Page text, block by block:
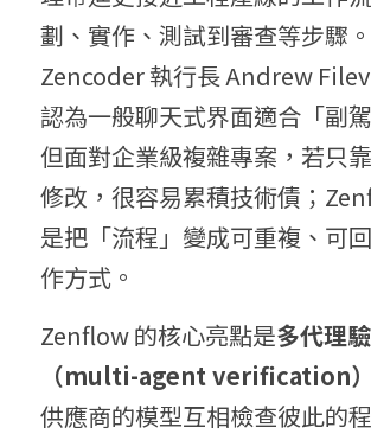
劃、實作、測試到審查等步驟
Zencoder 執行長 Andrew Filev
認為一般聊天式界面適合「副
但面對企業級複雜專案，若只
修改，很容易累積技術債；
是把「流程」變成可重複、可
作方式。
Zenflow 的核心亮點是多代理
（multi-agent verification）
供應商的模型互相檢查彼此的